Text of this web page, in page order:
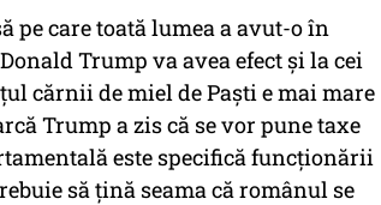
pe care toată lumea a avut-o în
Trump va avea efect și la cei
cărnii de miel de Paști e mai mare
Trump a zis că se vor pune taxe
este specifică funcționării
să țină seama că românul se